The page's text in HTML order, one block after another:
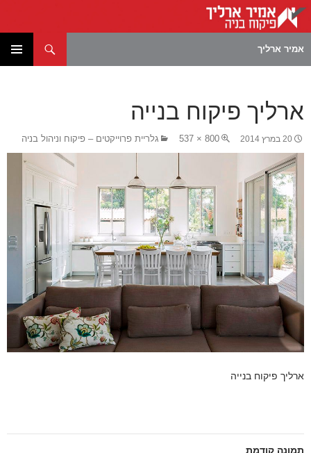
אמיר ארליך
ארליך פיקוח בנייה
20 במרץ 2014 800 × 537 גלריית פרוייקטים – פיקוח וניהול בניה
ארליך פיקוח בנייה
תמונה קודמת